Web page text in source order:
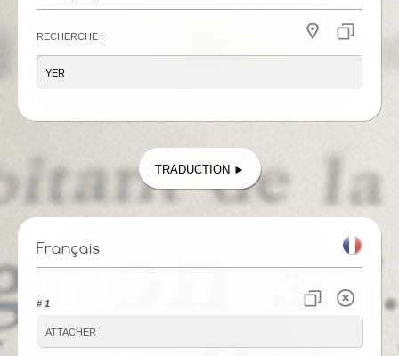
Traduction ►
Français
# 1
attacher
Recherche :